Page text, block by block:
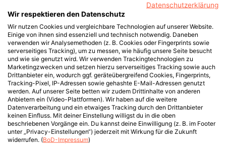
Datenschutzerklärung
Wir respektieren den Datenschutz
Wir nutzen Cookies und vergleichbare Technologien auf unserer Website.
Einige von ihnen sind essenziell und technisch notwendig. Daneben
verwenden wir Analysemethoden (z. B. Cookies oder Fingerprints sowie
serverseitiges Tracking), um zu messen, wie häufig unsere Seite besucht
und wie sie genutzt wird. Wir verwenden Trackingtechnologien zu
Marketingzwecken und setzen hierzu serverseitiges Tracking sowie auch
Drittanbieter ein, wodurch ggf. geräteübergreifend Cookies, Fingerprints,
Tracking-Pixel, IP-Adressen sowie gehashte E-Mail-Adressen genutzt
werden. Auf unserer Seite betten wir zudem Drittinhalte von anderen
Anbietern ein (Video-Plattformen). Wir haben auf die weitere
Datenverarbeitung und ein etwaiges Tracking durch den Drittanbieter
keinen Einfluss. Mit deiner Einstellung willigst du in die oben
beschriebenen Vorgänge ein. Du kannst deine Einwilligung (z. B. im Footer
unter „Privacy-Einstellungen“) jederzeit mit Wirkung für die Zukunft
widerrufen. (BoD-Impressum)